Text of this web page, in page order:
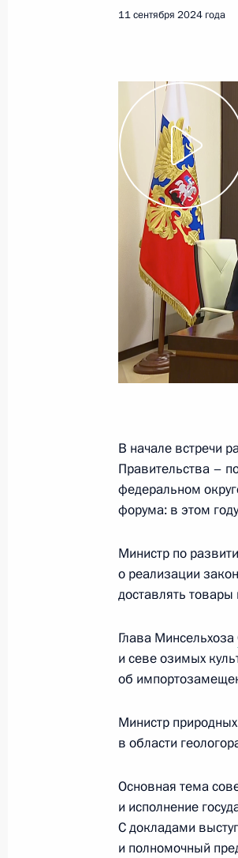
Встреча с
вопросы
12 сентября 2024
11 сентября
Совещание с
11 сентября 2024 года,
10 сентября
10 сентября 2024
10 сентября 2024
Встреча с
Никитиным
Открытие
7 сентября 2024 года,
11 сентября 2024 года
В начале встречи
Правительства –
федеральном
форума: в этом
Министр по
о реализации
доставлять
Глава Минсельхоза
и севе озимых
об
Министр
в области
Основная тема
и исполнение
С докладами
и полномочный